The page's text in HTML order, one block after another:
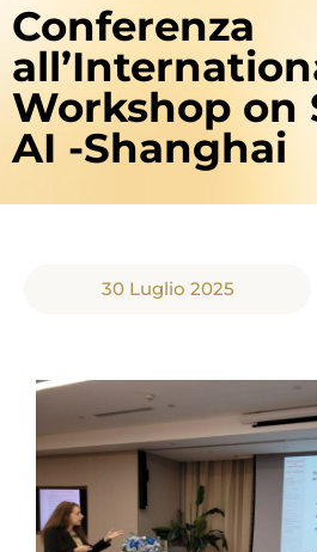
Conferenza
Workshop on
AI -Shanghai
30 Luglio 2025